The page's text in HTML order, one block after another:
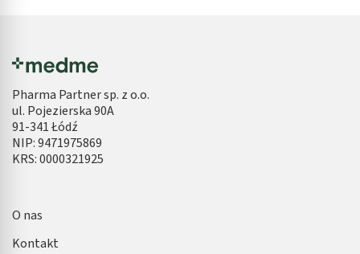
Pharma Partner sp. z o.o.
ul. Pojezierska 90A
91-341 Łódź
NIP: 9471975869
KRS: 0000321925
O nas
Kontakt